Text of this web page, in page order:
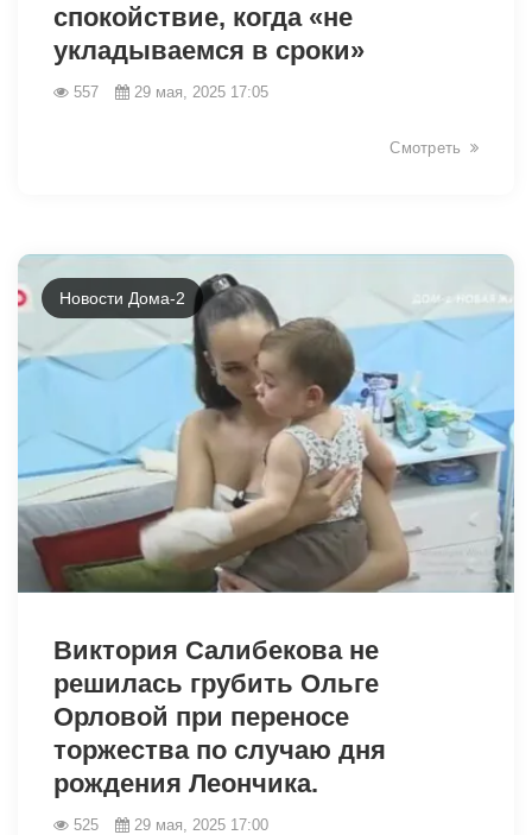
спокойствие, когда «не
укладываемся в сроки»
557 29 мая, 2025 17:05
Смотреть
Новости Дома-2
Виктория Салибекова не
решилась грубить Ольге
Орловой при переносе
торжества по случаю дня
рождения Леончика.
525 29 мая, 2025 17:00